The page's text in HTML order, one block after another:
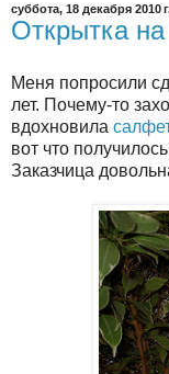
суббота, 18 декабря 2010
Открытка на
Меня попросили
лет. Почему-то
вдохновила
вот что
Заказчица